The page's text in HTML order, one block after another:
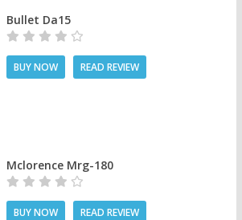
Bullet Da15
BUY NOW READ REVIEW
Mclorence Mrg-180
BUY NOW READ REVIEW